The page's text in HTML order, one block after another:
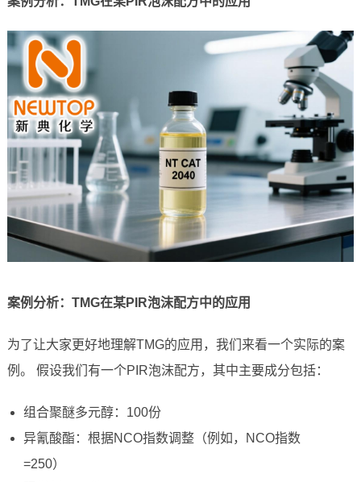
案例分析：TMG在某PIR泡沫配方中的应用
为了让大家更好地理解TMG的应用，我们来看一个实际的案
例。 假设我们有一个PIR泡沫配方，其中主要成分包括：
组合聚醚多元醇：100份
异氰酸酯：根据NCO指数调整（例如，NCO指数
=250）